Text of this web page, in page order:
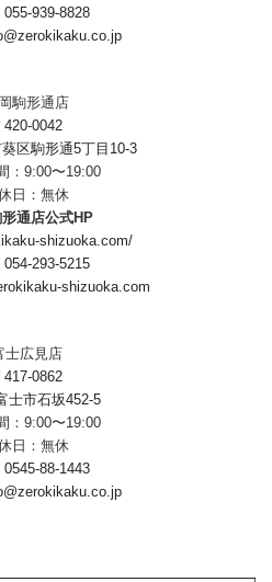
055-939-8828
駒形通店
420-0042
区駒形通5丁目10-3
：9:00〜19:00
日：無休
通店公式HP
shizuoka.com/
054-293-5215
shizuoka.com
士広見店
417-0862
士市石坂452-5
：9:00〜19:00
日：無休
0545-88-1443